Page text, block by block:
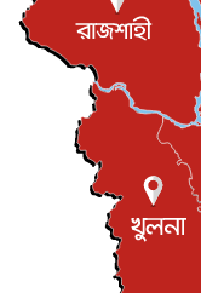
সভা...
ইউকে
জাতীয়
জুলাই
জাতীয়
জনগণ